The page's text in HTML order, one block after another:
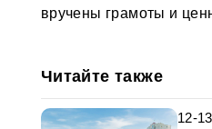
вручены грамоты и
Читайте также
12-